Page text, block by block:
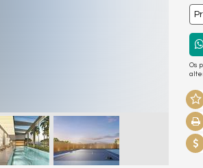
Os